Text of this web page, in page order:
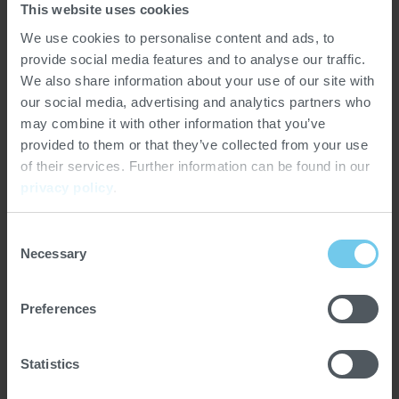
This website uses cookies
We use cookies to personalise content and ads, to
provide social media features and to analyse our traffic.
We also share information about your use of our site with
our social media, advertising and analytics partners who
may combine it with other information that you’ve
provided to them or that they’ve collected from your use
of their services. Further information can be found in our
privacy policy
Selection
Necessary
Preferences
Statistics
Se déroulant chaque année en juin dans une ville
européenne différente, World of Coffee est l'événement
incontournable pour les professionnels du café, attirant
un public fidèle issu de la communauté mondiale du
café de spécialité. Organisé par la SCA, cet événement a
plus que triplé en taille et en importance au cours des
neuf dernières années, passant de 3 000 visiteurs et 45
exposants à plus de 11 000 visiteurs et 350 exposants